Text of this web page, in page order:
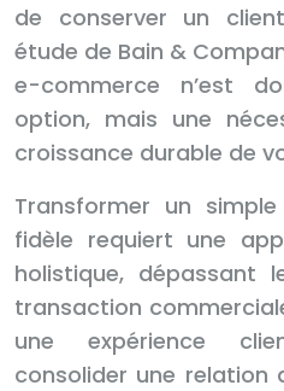
de conserver un
étude de Bain &
e-commerce n’est
option, mais une
croissance durable de
Transformer un
fidèle requiert une
holistique, dépassant
transaction
une expérience
consolider une relation